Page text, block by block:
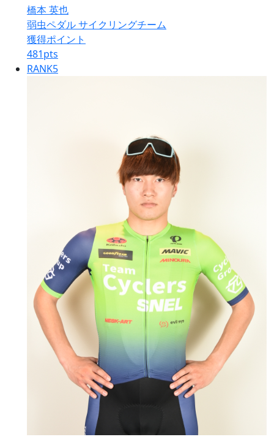
橋本 英也
弱虫ペダル サイクリングチーム
獲得ポイント
481pts
RANK5